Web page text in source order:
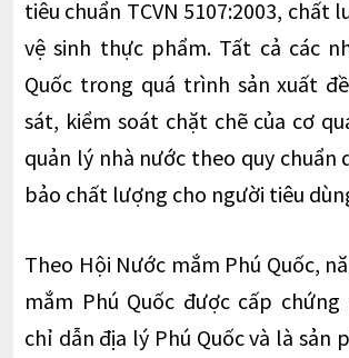
tiêu chuẩn TCVN 5107:2003, chất
vệ sinh thực phẩm. Tất cả các
Quốc trong quá trình sản xuất
sát, kiểm soát chặt chẽ của cơ
quản lý nhà nước theo quy chuẩn
bảo chất lượng cho người tiêu
Theo Hội Nước mắm Phú Quốc,
mắm Phú Quốc được cấp
chỉ dẫn địa lý Phú Quốc và là sản